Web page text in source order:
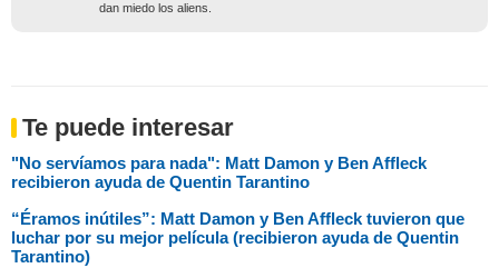
dan miedo los aliens.
Te puede interesar
"No servíamos para nada": Matt Damon y Ben Affleck
recibieron ayuda de Quentin Tarantino
“Éramos inútiles”: Matt Damon y Ben Affleck tuvieron que
luchar por su mejor película (recibieron ayuda de Quentin
Tarantino)